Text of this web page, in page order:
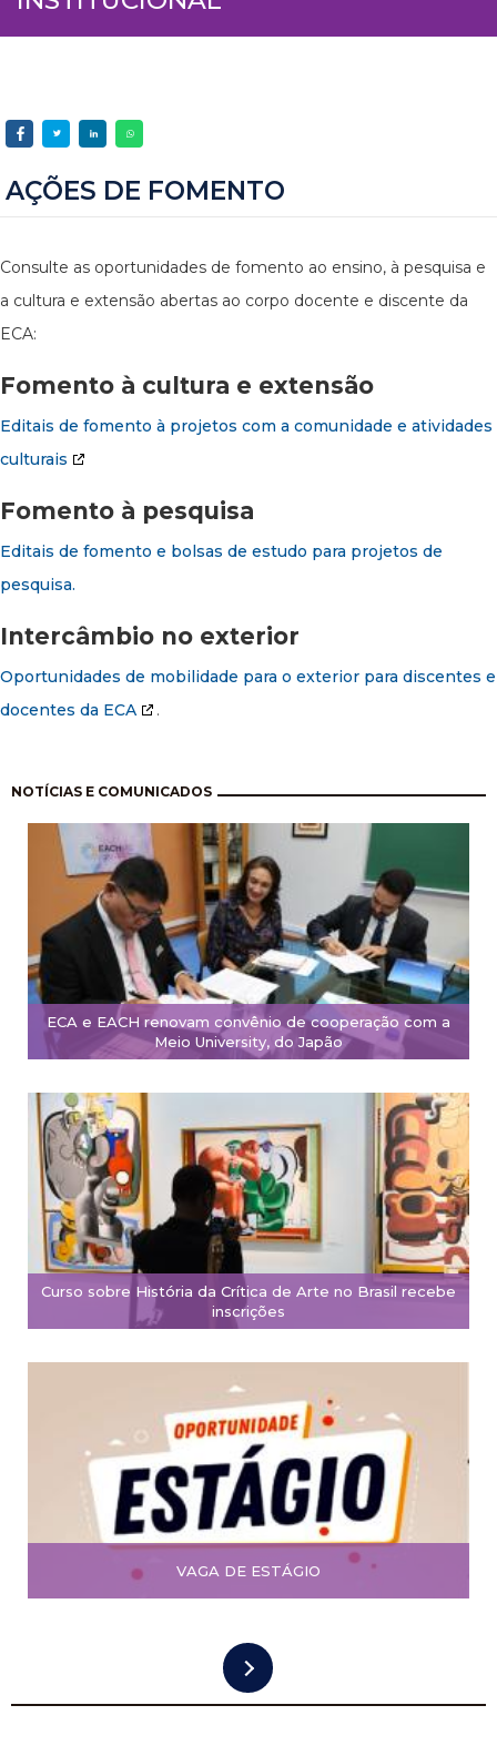
AÇÕES DE FOMENTO
Consulte as oportunidades de fomento ao ensino, à pesquisa e
a cultura e extensão abertas ao corpo docente e discente da
ECA:
Fomento à cultura e extensão
Editais de fomento à projetos com a comunidade e atividades
culturais
Fomento à pesquisa
Editais de fomento e bolsas de estudo para projetos de
pesquisa.
Intercâmbio no exterior
Oportunidades de mobilidade para o exterior para discentes e
docentes da ECA
.
NOTÍCIAS E COMUNICADOS
ECA e EACH renovam convênio de cooperação com a
Meio University, do Japão
Curso sobre História da Crítica de Arte no Brasil recebe
inscrições
VAGA DE ESTÁGIO
Paginación